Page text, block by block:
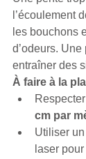
l’écoulement
les bouchons
d’odeurs.
entraîner des
À faire à la
cm par
Utiliser
laser